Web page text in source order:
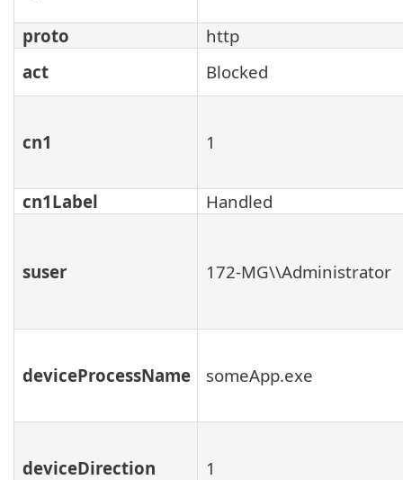
proto
http
act
Blocked
cn1 1
cn1Label Handled
suser 172-MG\\Administrator
deviceProcessName someApp.exe
deviceDirection 1